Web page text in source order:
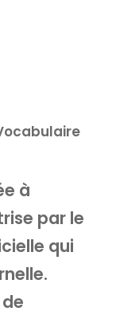
à
par le
qui